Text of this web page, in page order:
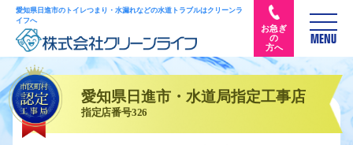
愛知県日進市のトイレつまり・水漏れなどの水道トラブルはクリーンラ
イフへ
お急ぎ
の
方へ
MENU
愛知県日進市・水道局指定工事店
指定店番号326